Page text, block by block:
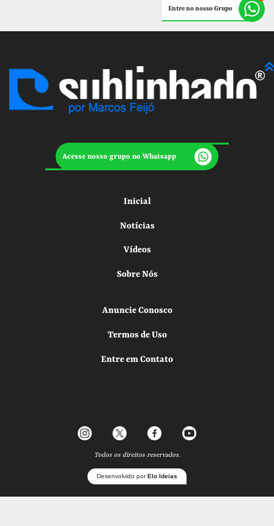
Entre no nosso Grupo
Acesse nosso grupo no Whatsapp
Inicial
Notícias
Vídeos
Sobre Nós
Anuncie Conosco
Termos de Uso
Entre em Contato
Todos os direitos reservados.
Desenvolvido porElo Ideias